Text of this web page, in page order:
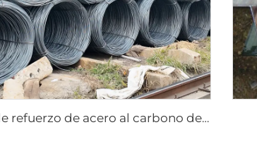
Varilla de refuerzo de acero al carbono de alta calidad